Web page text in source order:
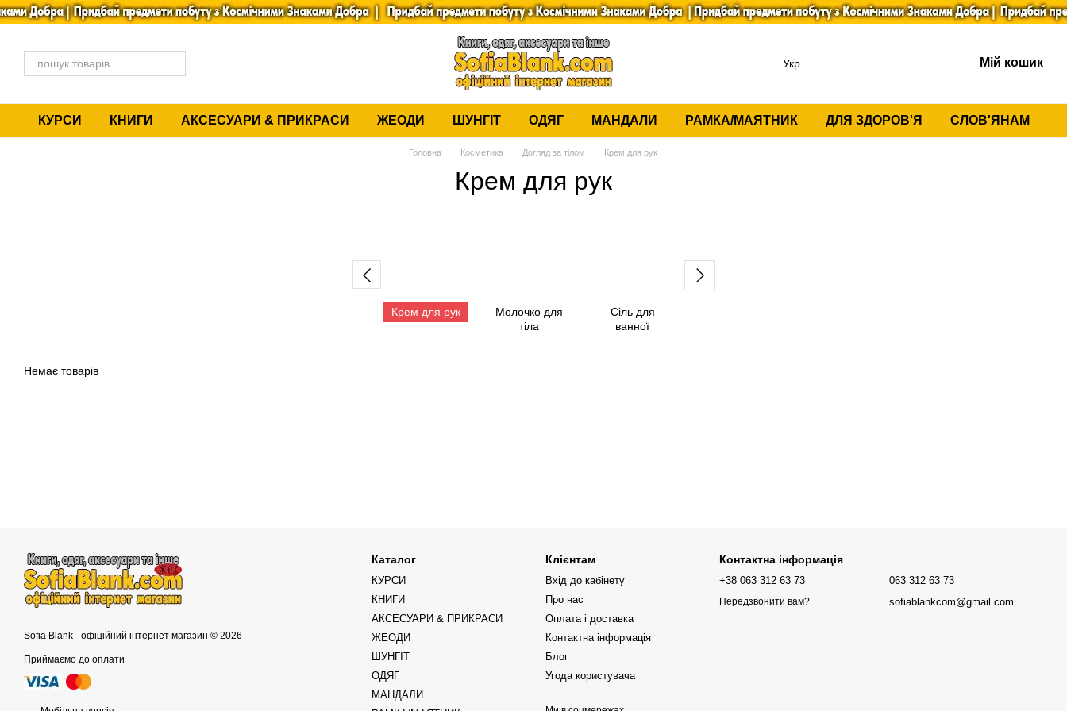
Перейти до основного контенту
Укр Мій кошик
КУРСИ КНИГИ АКСЕСУАРИ & ПРИКРАСИ ЖЕОДИ ШУНГІТ ОДЯГ МАНДАЛИ РАМКА/МАЯТНИК ДЛЯ ЗДОРОВ'Я СЛОВ'ЯНАМ
Головна Косметика Догляд за тілом Крем для рук
Крем для рук
Крем для рук
Молочко для
тіла
Сіль для
ванної
Немає товарів
Sofia Blank - офіційний інтернет магазин © 2026
Приймаємо до оплати
Каталог
КУРСИ
КНИГИ
АКСЕСУАРИ & ПРИКРАСИ
ЖЕОДИ
ШУНГІТ
ОДЯГ
МАНДАЛИ
Клієнтам
Вхід до кабінету
Про нас
Оплата і доставка
Контактна інформація
Блог
Угода користувача
Контактна інформація
+38 063 312 63 73
Передзвонити вам?
063 312 63 73
sofiablankcom@gmail.com